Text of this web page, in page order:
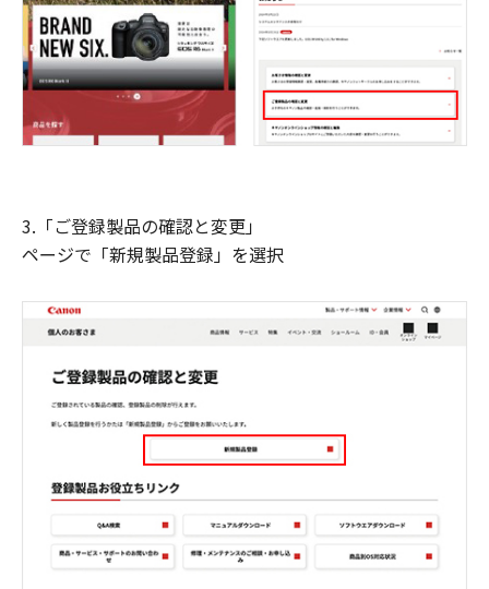
3.「ご登録製品の確認と変更」
ページで「新規製品登録」を選択